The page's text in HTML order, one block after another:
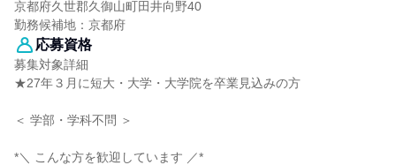
京都府久世郡久御山町田井向野40
勤務候補地：京都府
応募資格
募集対象詳細
★27年３月に短大・大学・大学院を卒業見込みの方
＜ 学部・学科不問 ＞
*＼ こんな方を歓迎しています ／*